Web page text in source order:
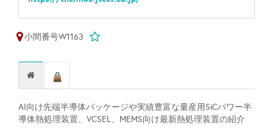
小間番号W1163
AI向け先端半導体パッケージや実績豊富な量産用SiCパワー半
導体熱処理装置、VCSEL、MEMS向け最新熱処理装置の紹介